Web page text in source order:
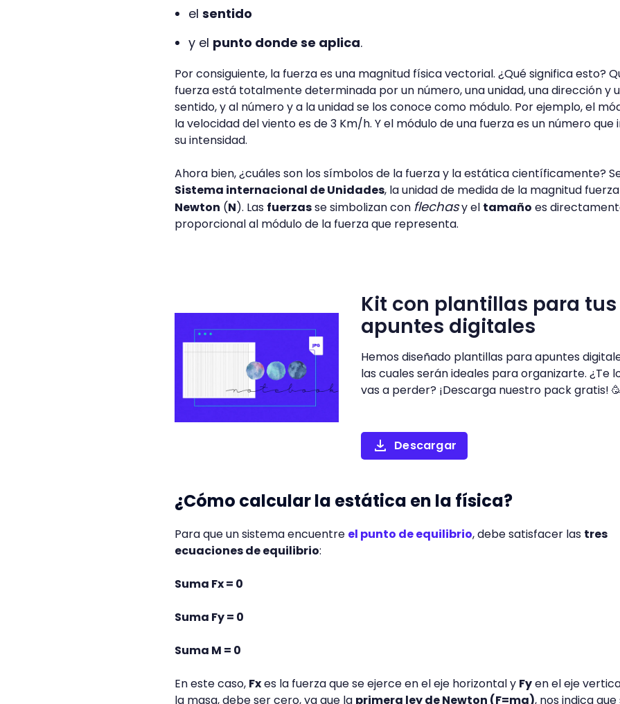
el sentido
y el punto donde se aplica.
Por consiguiente, la fuerza es una magnitud física vectorial. ¿Qué significa esto?
fuerza está totalmente determinada por un número, una unidad, una dirección y
sentido, y al número y a la unidad se los conoce como módulo. Por ejemplo, el
la velocidad del viento es de 3 Km/h. Y el módulo de una fuerza es un número que
su intensidad.
Ahora bien, ¿cuáles son los símbolos de la fuerza y la estática científicamente?
Sistema internacional de Unidades, la unidad de medida de la magnitud
Newton (N). Las fuerzasse simbolizan con flechasy el tamaño es
proporcional al módulo de la fuerza que representa.
Kit con plantillas para tus
apuntes digitales
Hemos diseñado plantillas para apuntes
las cuales serán ideales para organizarte. ¿Te
vas a perder? ¡Descarga nuestro pack gratis!
Descargar
¿Cómo calcular la estática en la física?
Para que un sistema encuentre el punto de equilibrio, debe satisfacer las tres
ecuaciones de equilibrio:
Suma Fx = 0
Suma Fy = 0
Suma M = 0
En este caso, Fxes la fuerza que se ejerce en el eje horizontal y Fyen el eje
la masa, debe ser cero, ya que la primera ley de Newton (F=ma), nos indica que